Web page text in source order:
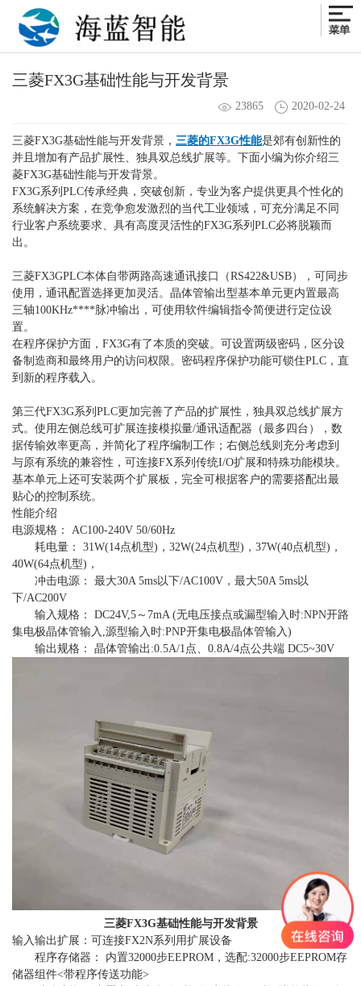
三菱FX3G基础性能与开发背景
23865 2020-02-24
三菱FX3G基础性能与开发背景， 三菱的FX3G性能是郊有创新性的
并且增加有产品扩展性、独具双总线扩展等。下面小编为你介绍三
菱FX3G基础性能与开发背景。
FX3G系列 PLC传承经典，突破创新，专业为客户提供更具个性化的
系统解决方案，在竞争愈发激烈的当代工业领域，可充分满足不同
行业客户系统要求、具有高度灵活性的FX3G系列PLC必将脱颖而
出。
三菱FX3GPLC本体自带两路高速通讯接口（RS422&USB），可同步
使用，通讯配置选择更加灵活。晶体管输出型基本单元更内置最高
三轴100KHz****脉冲输出，可使用软件编辑指令简便进行定位设
置。
在程序保护方面，FX3G有了本质的突破。可设置两级密码，区分设
备制造商和最终用户的访问权限。密码程序保护功能可锁住PLC，直
到新的程序载入。
第三代FX3G系列PLC更加完善了产品的扩展性，独具双总线扩展方
式。使用左侧总线可扩展连接模拟量/通讯适配器（最多四台），数
据传输效率更高，并简化了程序编制工作；右侧总线则充分考虑到
与原有系统的兼容性，可连接FX系列传统I/O扩展和特殊功能模块。
基本单元上还可安装两个扩展板，完全可根据客户的需要搭配出最
贴心的控制系统。
性能介绍
电源规格： AC100-240V 50/60Hz
耗电量： 31W(14点机型)，32W(24点机型)，37W(40点机型)，
40W(64点机型)，
冲击电源： 最大30A 5ms以下/AC100V，最大50A 5ms以
下/AC200V
输入规格： DC24V,5～7mA (无电压接点或漏型输入时:NPN开路
集电极晶体管输入,源型输入时:PNP开集电极晶体管输入)
输出规格： 晶体管输出:0.5A/1点、0.8A/4点公共端 DC5~30V
三菱FX3G基础性能与开发背景
输入输出扩展：可连接FX2N系列 用扩展设备
程序存储器： 内置32000步EEPROM，选配:32000步EEPROM存
储器组件<带程序传送功能>